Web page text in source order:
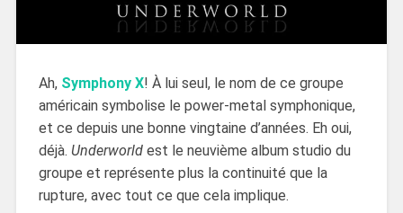
Ah, Symphony X! À lui seul, le nom de ce groupe
américain symbolise le power-metal symphonique,
et ce depuis une bonne vingtaine d’années. Eh oui,
déjà. Underworldest le neuvième album studio du
groupe et représente plus la continuité que la
rupture, avec tout ce que cela implique.